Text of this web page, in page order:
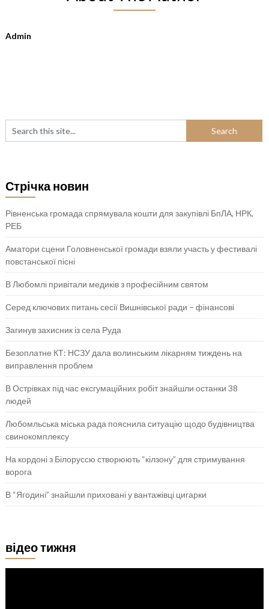
Admin
Стрічка новин
Рівненська громада спрямувала кошти для закупівлі БпЛА, НРК,
РЕБ
Аматори сцени Головненської громади взяли участь у фестивалі
повстанської пісні
В Любомлі привітали медиків з професійним святом
Серед ключових питань сесії Вишнівської ради – фінансові
Загинув захисник із села Руда
Безоплатне КТ: НСЗУ дала волинським лікарням тиждень на
виправлення проблем
В Острівках під час ексгумаційних робіт знайшли останки 38
людей
Любомльська міська рада пояснила ситуацію щодо будівництва
свинокомплексу
На кордоні з Білоруссю створюють “кілзону” для стримування
ворога
В “Ягодині” знайшли приховані у вантажівці цигарки
відео тижня